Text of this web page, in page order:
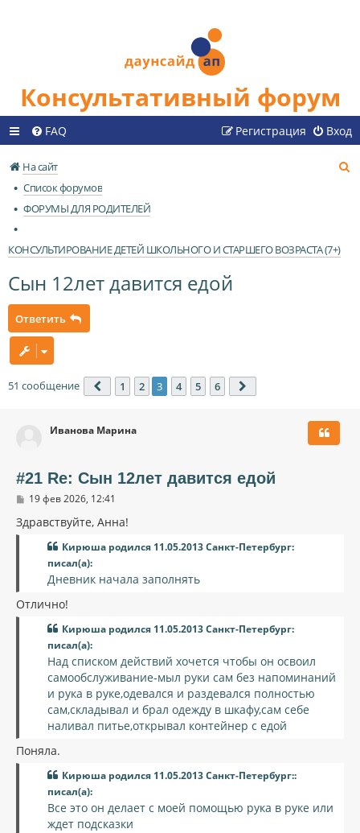
Консультативный форум
FAQ Вход
Регистрация
На сайт
Список форумов
ФОРУМЫ ДЛЯ РОДИТЕЛЕЙ
КОНСУЛЬТИРОВАНИЕ ДЕТЕЙ ШКОЛЬНОГО И СТАРШЕГО ВОЗРАСТА (7+)
Сын 12лет давится едой
Ответить
51 сообщение Пред.
1 2 3 4 5 6
Иванова Марина
#21 Re: Сын 12лет давится едой
С
о
б
19 фев 2026, 12:41
Здравствуйте, Анна!
Кирюша родился 11.05.2013 Санкт-Петербург:
писал(а):
Дневник начала заполнять
Отлично!
Кирюша родился 11.05.2013 Санкт-Петербург:
писал(а):
Над списком действий хочется чтобы он освоил
самообслуживание-мыл руки сам без напоминаний
и рука в руке,одевался и раздевался полностью
сам,складывал и брал одежду в шкафу,сам себе
наливал питье,открывал контейнер с едой
Поняла.
Кирюша родился 11.05.2013 Санкт-Петербург::
писал(а):
Все это он делает с моей помощью рука в руке или
ждет подсказки